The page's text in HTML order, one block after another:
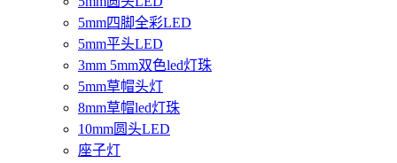
5mm四脚全彩LED
5mm平头LED
3mm 5mm双色led灯珠
5mm草帽头灯
8mm草帽led灯珠
10mm圆头LED
座子灯